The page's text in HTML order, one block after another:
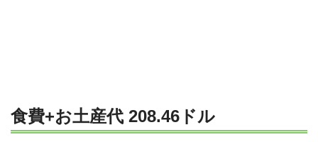
食費+お土産代 208.46ドル